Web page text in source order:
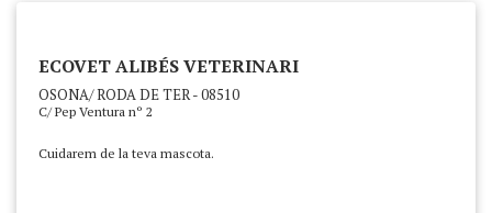
ECOVET ALIBÉS VETERINARI
OSONA/ RODA DE TER - 08510
C/ Pep Ventura nº 2
Cuidarem de la teva mascota.